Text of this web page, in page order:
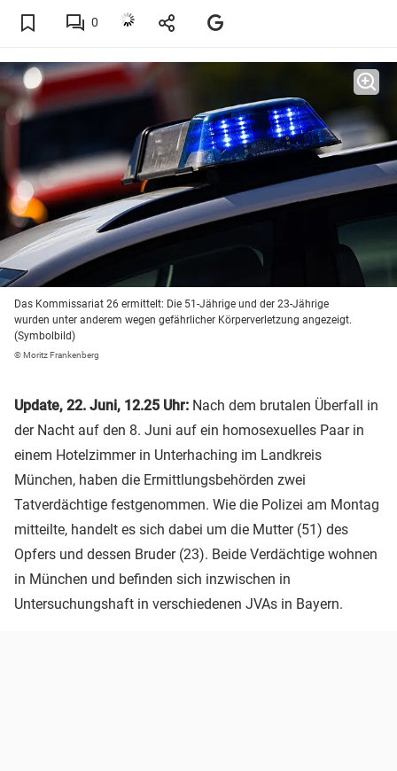
0
Das Kommissariat 26 ermittelt: Die 51-Jährige und der 23-Jährige
wurden unter anderem wegen gefährlicher Körperverletzung angezeigt.
(Symbolbild)
© Moritz Frankenberg
Update, 22. Juni, 12.25 Uhr: Nach dem brutalen Überfall in
der Nacht auf den 8. Juni auf ein homosexuelles Paar in
einem Hotelzimmer in Unterhaching im Landkreis
München, haben die Ermittlungsbehörden zwei
Tatverdächtige festgenommen. Wie die Polizei am Montag
mitteilte, handelt es sich dabei um die Mutter (51) des
Opfers und dessen Bruder (23). Beide Verdächtige wohnen
in München und befinden sich inzwischen in
Untersuchungshaft in verschiedenen JVAs in Bayern.